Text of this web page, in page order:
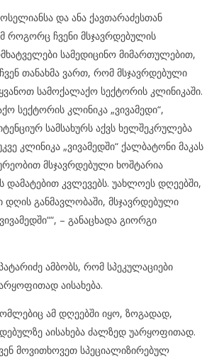
და ანა ქავთარაძესთან
როგორც ჩვენი მსჯავრდებულის
სამედიცინო მიმართულებით,
ჩვენ თანახმა ვართ, რომ მსჯავრდებული
სამოქალაქო სექტორის კლინიკაში.
სექტორის კლინიკა „ვივამედი“,
სამსახურს აქვს ხელშეკრულება
კლინიკა „ვივამედში“ ქალბატონი მაკას
მსჯავრდებული ხოშტარია
დამატებით კვლევებს. უახლოეს დღეებში,
განმავლობაში, მსჯავრდებული
– განაცხადა გიორგი
ამბობს, რომ სპეკულაციები
აისახება.
ამ დღეებში იყო, ზოგადად,
აისახება ძალზედ უარყოფითად.
მოვითხოვეთ სპეციალიზირებულ